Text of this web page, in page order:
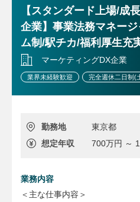
・組織・メンバーマネジメント
ユニットメンバー（法務総務
弁護士等の外部パートナーと
・その他
調査票対応、および法務総務業
改善（効率化・自動化など）
【スタンダード上場/成
企業】事業法務マネー
ム制/駅チカ/福利厚生充
マーケティングDX企業
業界未経験歓迎 完全週休二日制(
勤務地
東京都
想定年収
700万円 ～
業務内容
＜主な仕事内容＞